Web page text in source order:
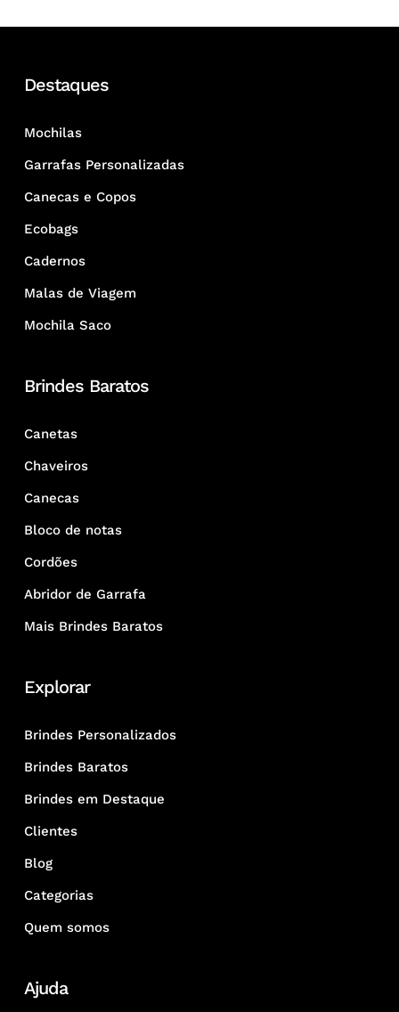
Destaques
Mochilas
Garrafas Personalizadas
Canecas e Copos
Ecobags
Cadernos
Malas de Viagem
Mochila Saco
Brindes Baratos
Canetas
Chaveiros
Canecas
Bloco de notas
Cordões
Abridor de Garrafa
Mais Brindes Baratos
Explorar
Brindes Personalizados
Brindes Baratos
Brindes em Destaque
Clientes
Blog
Categorias
Quem somos
Ajuda